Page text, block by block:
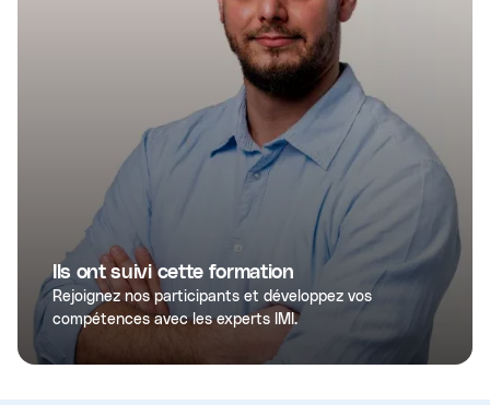
Ils ont suivi cette formation
Rejoignez nos participants et développez vos
compétences avec les experts IMI.